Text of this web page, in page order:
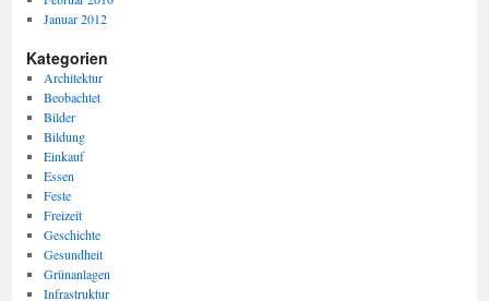
Januar 2012
Kategorien
Architektur
Beobachtet
Bilder
Bildung
Einkauf
Essen
Feste
Freizeit
Geschichte
Gesundheit
Grünanlagen
Infrastruktur